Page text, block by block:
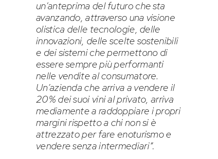
un’anteprima del futuro che sta
avanzando, attraverso una visione
olistica delle tecnologie, delle
innovazioni, delle scelte sostenibili
e dei sistemi che permettono di
essere sempre più performanti
nelle vendite al consumatore.
Un’azienda che arriva a vendere il
20% dei suoi vini al privato, arriva
mediamente a raddoppiare i propri
margini rispetto a chi non si è
attrezzato per fare enoturismo e
vendere senza intermediari”.